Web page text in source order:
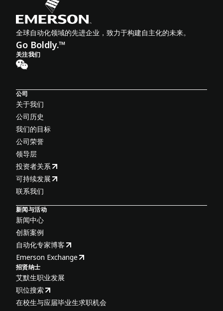
全球自动化领域的先进企业，致力于构建自主化的未来。
Go Boldly.™
关注我们
公司
关于我们
公司历史
我们的目标
公司荣誉
领导层
投资者关系
可持续发展
联系我们
新闻与活动
新闻中心
创新案例
自动化专家博客
Emerson Exchange
招贤纳士
艾默生职业发展
职位搜索
在校生与应届毕业生求职机会